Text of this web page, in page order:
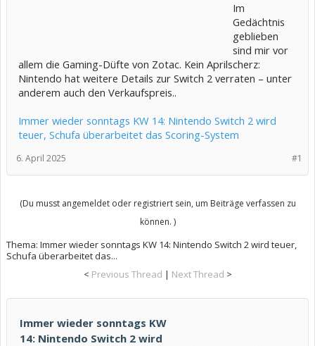
Im
Gedächtnis
geblieben
sind mir vor
allem die Gaming-Düfte von Zotac. Kein Aprilscherz:
Nintendo hat weitere Details zur Switch 2 verraten – unter
anderem auch den Verkaufspreis..
Immer wieder sonntags KW 14: Nintendo Switch 2 wird
teuer, Schufa überarbeitet das Scoring-System
#1
6. April 2025
(Du musst angemeldet oder registriert sein, um Beiträge verfassen zu
können. )
Thema: Immer wieder sonntags KW 14: Nintendo Switch 2 wird teuer,
Schufa überarbeitet das...
< Previous Thread | Next Thread >
Immer wieder sonntags KW
14: Nintendo Switch 2 wird